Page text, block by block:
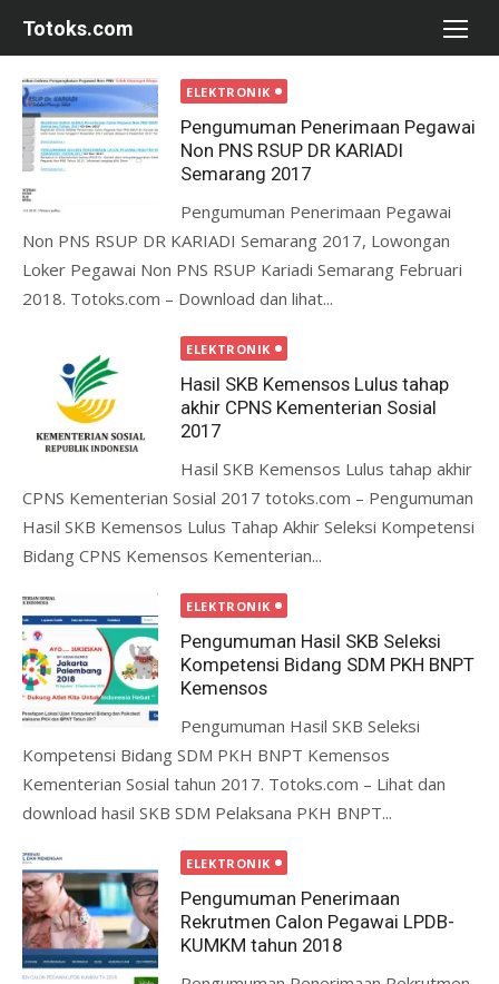
Totoks.com
ELEKTRONIK
Pengumuman Penerimaan Pegawai
Non PNS RSUP DR KARIADI
Semarang 2017
Pengumuman Penerimaan Pegawai
Non PNS RSUP DR KARIADI Semarang 2017, Lowongan
Loker Pegawai Non PNS RSUP Kariadi Semarang Februari
2018. Totoks.com – Download dan lihat...
ELEKTRONIK
Hasil SKB Kemensos Lulus tahap
akhir CPNS Kementerian Sosial
2017
Hasil SKB Kemensos Lulus tahap akhir
CPNS Kementerian Sosial 2017 totoks.com – Pengumuman
Hasil SKB Kemensos Lulus Tahap Akhir Seleksi Kompetensi
Bidang CPNS Kemensos Kementerian...
ELEKTRONIK
Pengumuman Hasil SKB Seleksi
Kompetensi Bidang SDM PKH BNPT
Kemensos
Pengumuman Hasil SKB Seleksi
Kompetensi Bidang SDM PKH BNPT Kemensos
Kementerian Sosial tahun 2017. Totoks.com – Lihat dan
download hasil SKB SDM Pelaksana PKH BNPT...
ELEKTRONIK
Pengumuman Penerimaan
Rekrutmen Calon Pegawai LPDB-
KUMKM tahun 2018